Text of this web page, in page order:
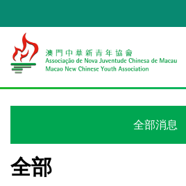
全部消息
全部